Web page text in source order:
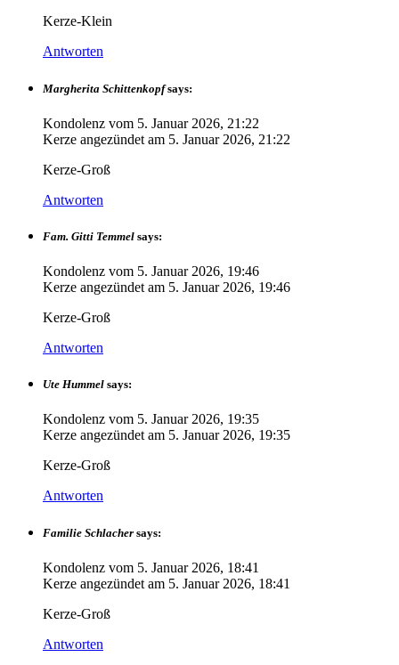
Kerze-Klein
Antworten
Margherita Schittenkopf says:
Kondolenz vom 5. Januar 2026, 21:22
Kerze angezündet am 5. Januar 2026, 21:22
Kerze-Groß
Antworten
Fam. Gitti Temmel says:
Kondolenz vom 5. Januar 2026, 19:46
Kerze angezündet am 5. Januar 2026, 19:46
Kerze-Groß
Antworten
Ute Hummel says:
Kondolenz vom 5. Januar 2026, 19:35
Kerze angezündet am 5. Januar 2026, 19:35
Kerze-Groß
Antworten
Familie Schlacher says:
Kondolenz vom 5. Januar 2026, 18:41
Kerze angezündet am 5. Januar 2026, 18:41
Kerze-Groß
Antworten